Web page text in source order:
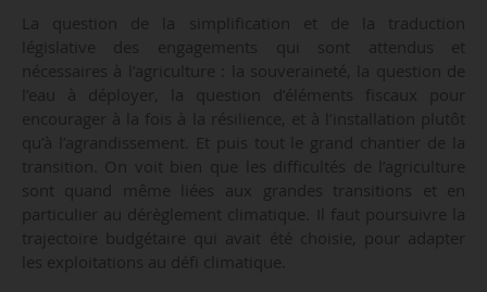
La question de la simplification et de la traduction
législative des engagements qui sont attendus et
nécessaires à l’agriculture : la souveraineté, la question de
l’eau à déployer, la question d’éléments fiscaux pour
encourager à la fois à la résilience, et à l’installation plutôt
qu’à l’agrandissement. Et puis tout le grand chantier de la
transition. On voit bien que les difficultés de l’agriculture
sont quand même liées aux grandes transitions et en
particulier au dérèglement climatique. Il faut poursuivre la
trajectoire budgétaire qui avait été choisie, pour adapter
les exploitations au défi climatique.